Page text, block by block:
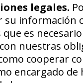
legales.
su información
que es
nuestras
cooperar
encargado de